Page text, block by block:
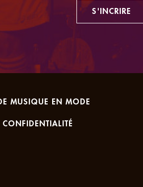
S'INCRIRE
MUSIQUE EN MODE